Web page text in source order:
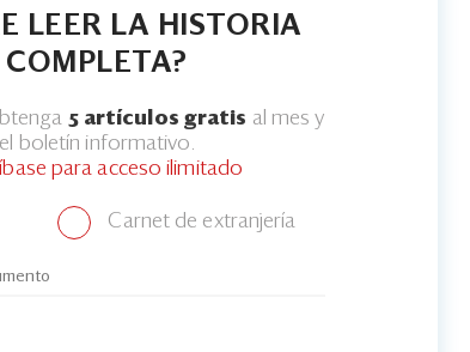
LEER LA HISTORIA
COMPLETA?
5 artículos gratis al mes y
el boletín informativo.
para acceso ilimitado
Carnet de extranjería